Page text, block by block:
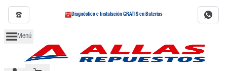
Diagnóstico e Instalación GRATIS en Baterías
Menú